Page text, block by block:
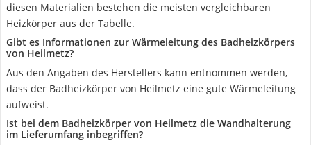
diesen Materialien bestehen die meisten vergleichbaren
Heizkörper aus der Tabelle.
Gibt es Informationen zur Wärmeleitung des Badheizkörpers
von Heilmetz?
Aus den Angaben des Herstellers kann entnommen werden,
dass der Badheizkörper von Heilmetz eine gute Wärmeleitung
aufweist.
Ist bei dem Badheizkörper von Heilmetz die Wandhalterung
im Lieferumfang inbegriffen?